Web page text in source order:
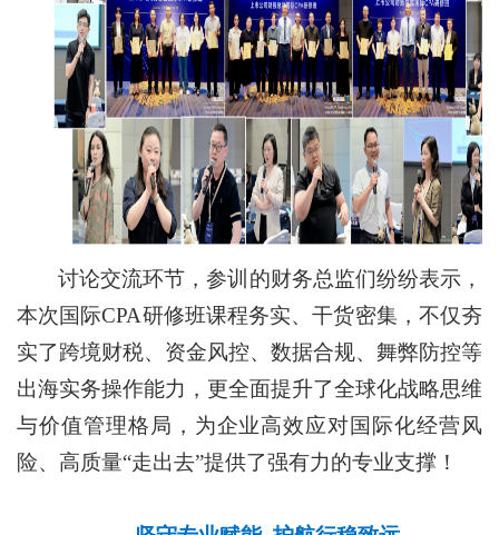
讨论交流环节，参训的财务总监们纷纷表示，
本次国际CPA研修班课程务实、干货密集，不仅夯
实了跨境财税、资金风控、数据合规、舞弊防控等
出海实务操作能力，更全面提升了全球化战略思维
与价值管理格局，为企业高效应对国际化经营风
险、高质量“走出去”提供了强有力的专业支撑！